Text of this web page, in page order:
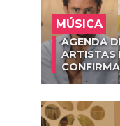
MÚSICA
AGENDA
ARTISTAS